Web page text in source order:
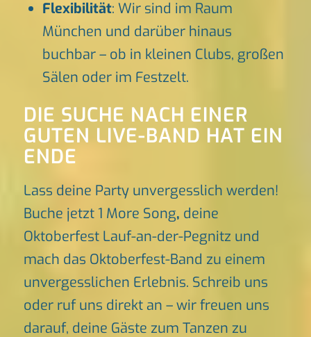
Flexibilität: Wir sind im Raum
München und darüber hinaus
buchbar – ob in kleinen Clubs, großen
Sälen oder im Festzelt.
DIE SUCHE NACH EINER
GUTEN LIVE-BAND HAT EIN
ENDE
Lass deine Party unvergesslich werden!
Buche jetzt 1 More Song, deine
Oktoberfest Lauf-an-der-Pegnitz und
mach das Oktoberfest-Band zu einem
unvergesslichen Erlebnis. Schreib uns
oder ruf uns direkt an – wir freuen uns
darauf, deine Gäste zum Tanzen zu